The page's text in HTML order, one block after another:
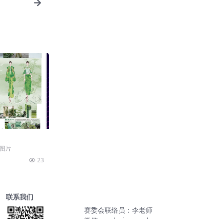
片
23
联系我们
赛委会联络员：李老师